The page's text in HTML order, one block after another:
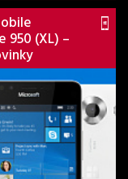
950 (XL) –